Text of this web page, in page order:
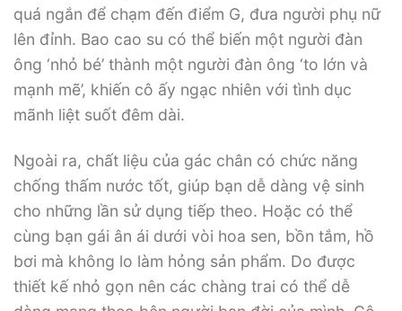
quá ngắn để chạm đến điểm G, đưa người phụ nữ
lên đỉnh. Bao cao su có thể biến một người đàn
ông ‘nhỏ bé’ thành một người đàn ông ‘to lớn và
mạnh mẽ’, khiến cô ấy ngạc nhiên với tình dục
mãnh liệt suốt đêm dài.
Ngoài ra, chất liệu của gác chân có chức năng
chống thấm nước tốt, giúp bạn dễ dàng vệ sinh
cho những lần sử dụng tiếp theo. Hoặc có thể
cùng bạn gái ân ái dưới vòi hoa sen, bồn tắm, hồ
bơi mà không lo làm hỏng sản phẩm. Do được
thiết kế nhỏ gọn nên các chàng trai có thể dễ